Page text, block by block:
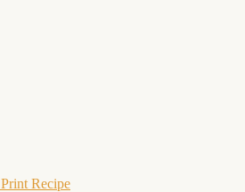
Print Recipe